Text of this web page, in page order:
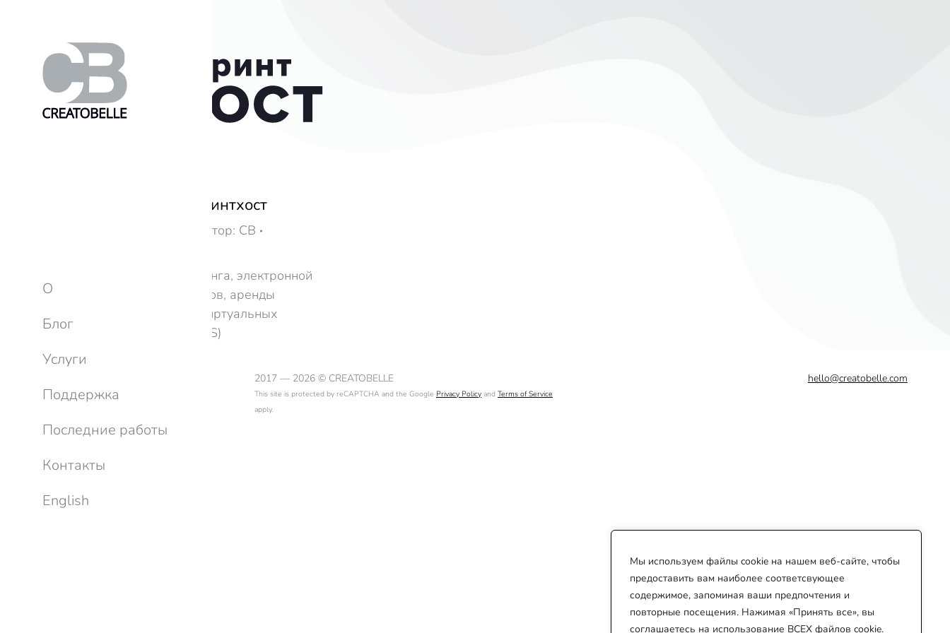
Мы используем файлы cookie на нашем веб-сайте, чтобы
предоставить вам наиболее соответсвующее
содержимое, запоминая ваши предпочтения и
повторные посещения. Нажимая «Принять все», вы
соглашаетесь на использование ВСЕХ файлов cookie.
В партнёрстве со Спринтхост
Автор: CB
Услуги виртуального хостинга, электронной
почты, регистрации доменов, аренды
выделенных серверов и виртуальных
выделенных серверов (VDS)
2017 — 2026 © CREATOBELLE
This site is protected by reCAPTCHA and the Google Privacy Policy and Terms of Service
apply.
hello@creatobelle.com
О
Блог
Услуги
Поддержка
Последние работы
Контакты
English